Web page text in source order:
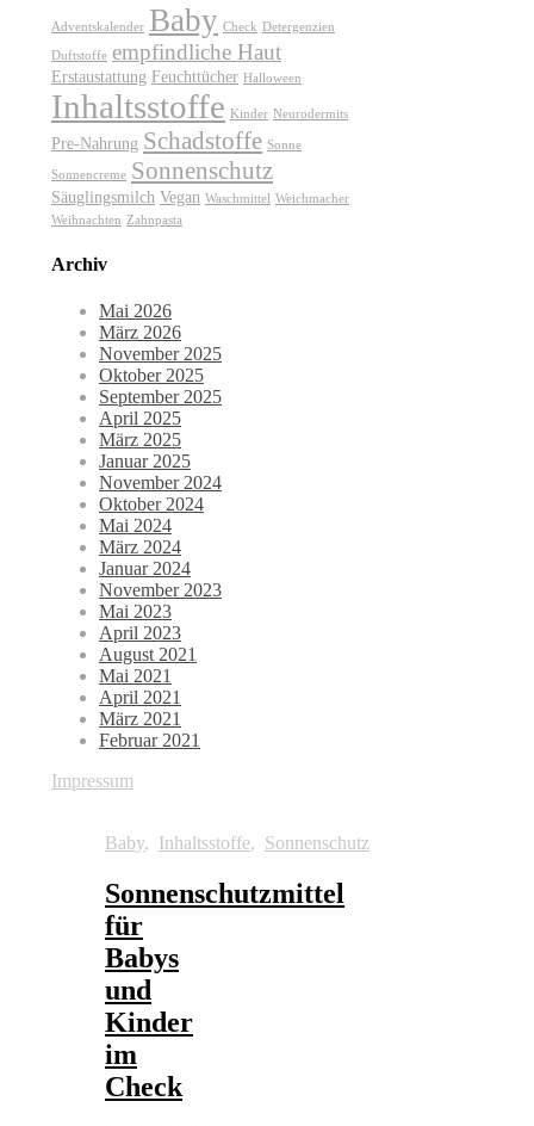
Adventskalender Baby Check Detergenzien
Duftstoffe empfindliche Haut
Erstaustattung Feuchttücher Halloween
Inhaltsstoffe Kinder Neurodermits
Pre-Nahrung Schadstoffe Sonne
Sonnencreme Sonnenschutz
Säuglingsmilch Vegan Waschmittel Weichmacher
Weihnachten Zahnpasta
Archiv
Mai 2026
März 2026
November 2025
Oktober 2025
September 2025
April 2025
März 2025
Januar 2025
November 2024
Oktober 2024
Mai 2024
März 2024
Januar 2024
November 2023
Mai 2023
April 2023
August 2021
Mai 2021
April 2021
März 2021
Februar 2021
Impressum
Baby, Inhaltsstoffe, Sonnenschutz
Sonnenschutzmittel
für
Babys
und
Kinder
im
Check